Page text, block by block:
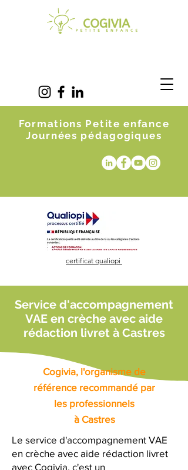
Formations Petite enfance
Journées pédagogiques
certificat qualiopi
Service d'accompagnement
VAE en crèche avec aide
rédaction livret à Castres
Cogivia, l'organisme de
référence recommandé par
les professionnels
à Castres
Le service d'accompagnement VAE
en crèche avec aide rédaction livret
avec Cogivia, c'est un